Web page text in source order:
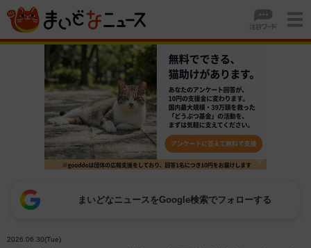
まいどなニュースをGoogle検索でフォローする
2026.06.30(Tue)